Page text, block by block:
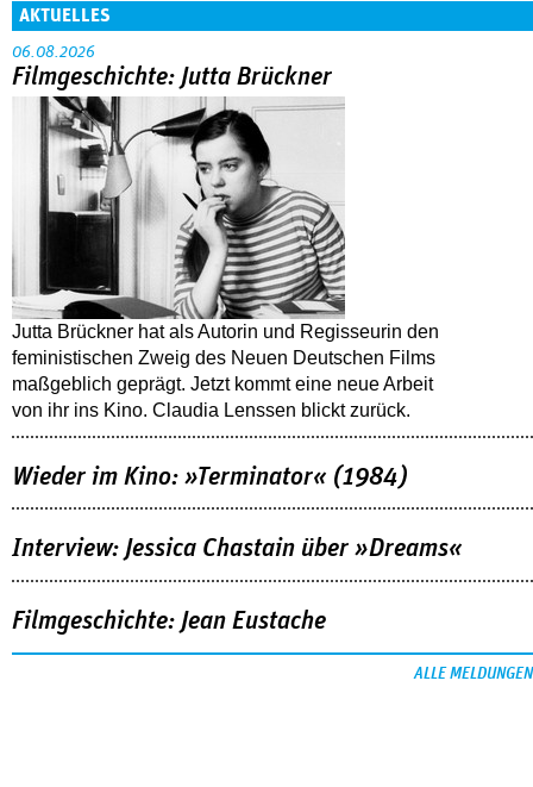
AKTUELLES
06.08.2026
Filmgeschichte: Jutta Brückner
Jutta Brückner hat als Autorin und Regisseurin den
feministischen Zweig des Neuen Deutschen Films
maßgeblich geprägt. Jetzt kommt eine neue Arbeit
von ihr ins Kino. Claudia Lenssen blickt zurück.
Wieder im Kino: »Terminator« (1984)
Interview: Jessica Chastain über »Dreams«
Filmgeschichte: Jean Eustache
ALLE MELDUNGEN